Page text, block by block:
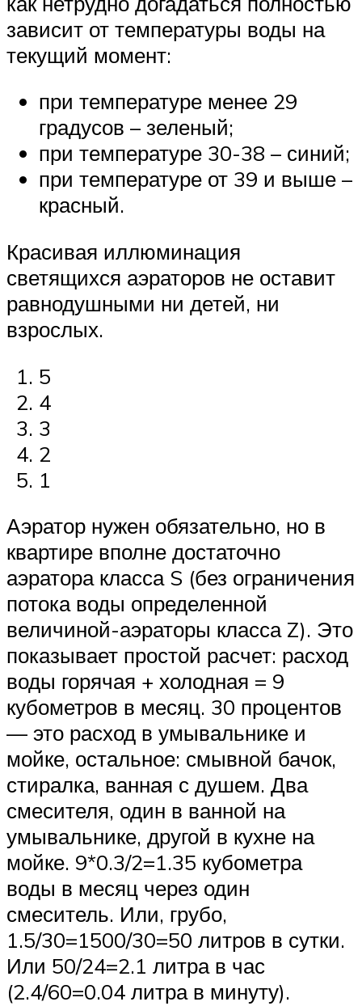
зависит от температуры воды на
текущий момент:
при температуре менее 29
градусов – зеленый;
при температуре 30-38 – синий;
при температуре от 39 и выше –
красный.
Красивая иллюминация
светящихся аэраторов не оставит
равнодушными ни детей, ни
взрослых.
5
4
3
2
1
Аэратор нужен обязательно, но в
квартире вполне достаточно
аэратора класса S (без ограничения
потока воды определенной
величиной-аэраторы класса Z). Это
показывает простой расчет: расход
воды горячая + холодная = 9
кубометров в месяц. 30 процентов
— это расход в умывальнике и
мойке, остальное: смывной бачок,
стиралка, ванная с душем. Два
смесителя, один в ванной на
умывальнике, другой в кухне на
мойке. 9*0.3/2=1.35 кубометра
воды в месяц через один
смеситель. Или, грубо,
1.5/30=1500/30=50 литров в сутки.
Или 50/24=2.1 литра в час
(2.4/60=0.04 литра в минуту).